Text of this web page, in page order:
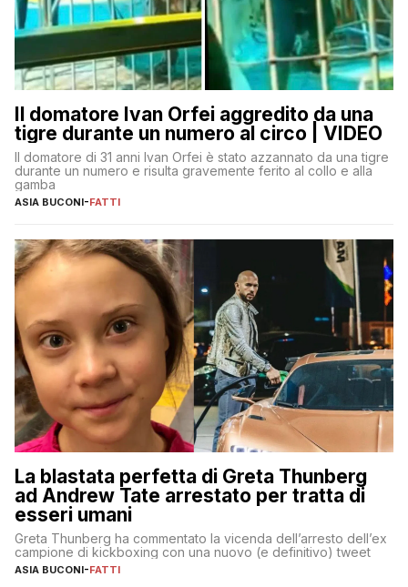
Il domatore Ivan Orfei aggredito da una
tigre durante un numero al circo | VIDEO
Il domatore di 31 anni Ivan Orfei è stato azzannato da una tigre
durante un numero e risulta gravemente ferito al collo e alla
gamba
ASIA BUCONI-FATTI
La blastata perfetta di Greta Thunberg
ad Andrew Tate arrestato per tratta di
esseri umani
Greta Thunberg ha commentato la vicenda dell’arresto dell’ex
campione di kickboxing con una nuovo (e definitivo) tweet
ASIA BUCONI-FATTI